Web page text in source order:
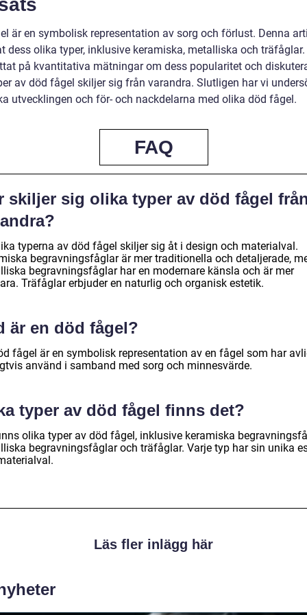
är en symbolisk representation av sorg och förlust. Denna
dess olika typer, inklusive keramiska, metalliska och träfåglar.
på kvantitativa mätningar om dess popularitet och
av död fågel skiljer sig från varandra. Slutligen har vi
utvecklingen och för- och nackdelarna med olika död fågel.
FAQ
skiljer sig olika typer av död fågel
typerna av död fågel skiljer sig åt i design och materialval.
begravningsfåglar är mer traditionella och detaljerade,
begravningsfåglar har en modernare känsla och är mer
Träfåglar erbjuder en naturlig och organisk estetik.
är en död fågel?
fågel är en symbolisk representation av en fågel som har
använd i samband med sorg och minnesvärde.
typer av död fågel finns det?
olika typer av död fågel, inklusive keramiska
begravningsfåglar och träfåglar. Varje typ har sin unika
Läs fler inlägg här